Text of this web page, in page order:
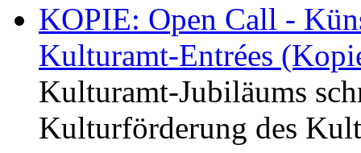
KOPIE: Open Call -
Kulturamt-Entrées
Kulturamt-Jubiläums
Kulturförderung des